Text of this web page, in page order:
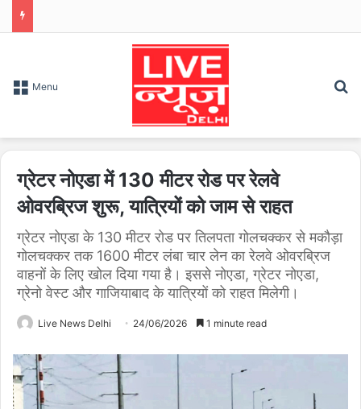
Menu
ग्रेटर नोएडा में 130 मीटर रोड पर रेलवे
ओवरब्रिज शुरू, यात्रियों को जाम से राहत
ग्रेटर नोएडा के 130 मीटर रोड पर तिलपता गोलचक्कर से मकौड़ा
गोलचक्कर तक 1600 मीटर लंबा चार लेन का रेलवे ओवरब्रिज
वाहनों के लिए खोल दिया गया है। इससे नोएडा, ग्रेटर नोएडा,
ग्रेनो वेस्ट और गाजियाबाद के यात्रियों को राहत मिलेगी।
Live News Delhi 24/06/2026 1 minute read